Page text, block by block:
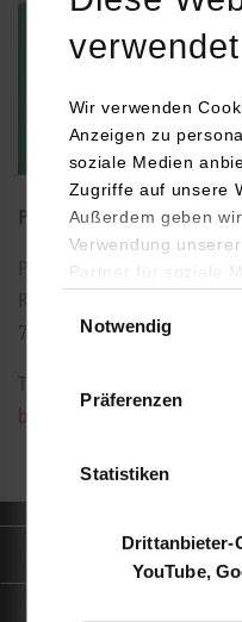
Wir verwenden
Anzeigen zu
soziale Medien
Zugriffe auf unsere
Außerdem geben
Verwendung
Partner für soziale
YouTube, Google
Daten zusammen,
haben oder die sie
Notwendig
Präferenzen
Statistiken
Drittanbieter-
YouTube,
Professorin für BWL-
Paulinenstraße 50
Raum: 005
70178
Stuttgart
barbara.keller@dhbw-
Quicklinks